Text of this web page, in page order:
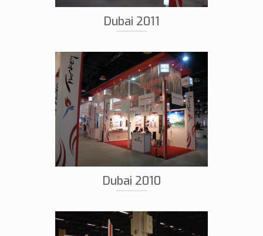
Dubai 2011
Dubai 2010